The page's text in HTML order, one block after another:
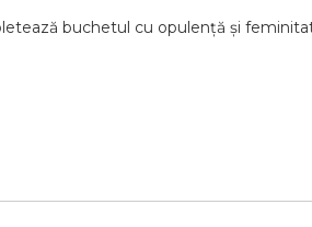
buchetul cu opulență și